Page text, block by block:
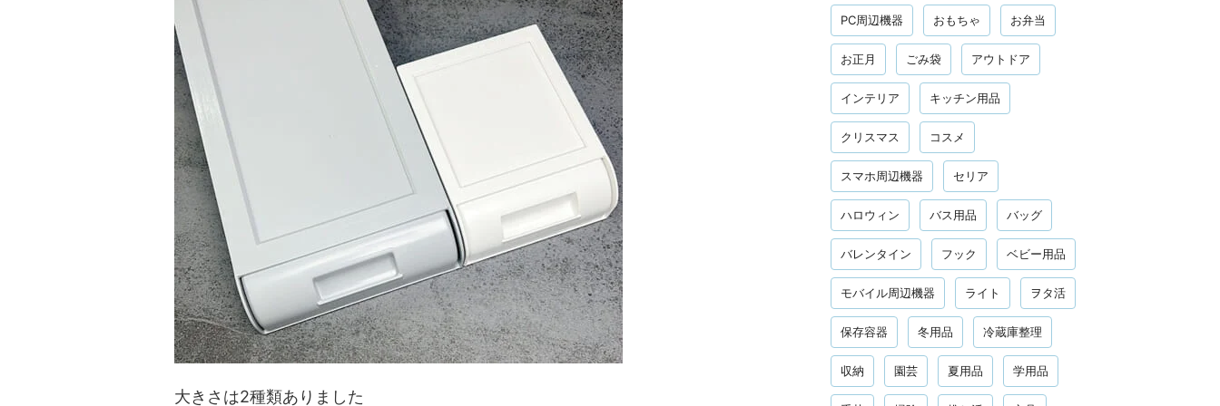
大きさは2種類ありました
PC周辺機器 おもちゃ お弁当
お正月 ごみ袋 アウトドア
インテリア キッチン用品
クリスマス コスメ
スマホ周辺機器 セリア
ハロウィン バス用品 バッグ
バレンタイン フック ベビー用品
モバイル周辺機器 ライト ヲタ活
保存容器 冬用品 冷蔵庫整理
収納 園芸 夏用品 学用品